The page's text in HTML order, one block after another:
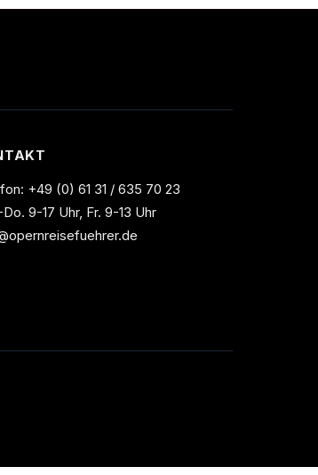
+49 (0) 61 31 / 635 70 23
9-17 Uhr, Fr. 9-13 Uhr